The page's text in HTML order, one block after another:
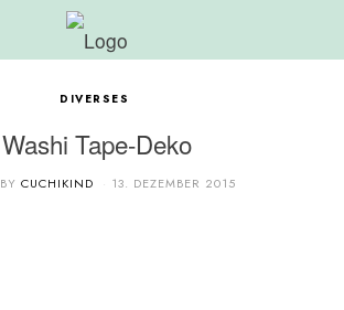
DIVERSES
Washi Tape-Deko
BY CUCHIKIND 13. DEZEMBER 2015